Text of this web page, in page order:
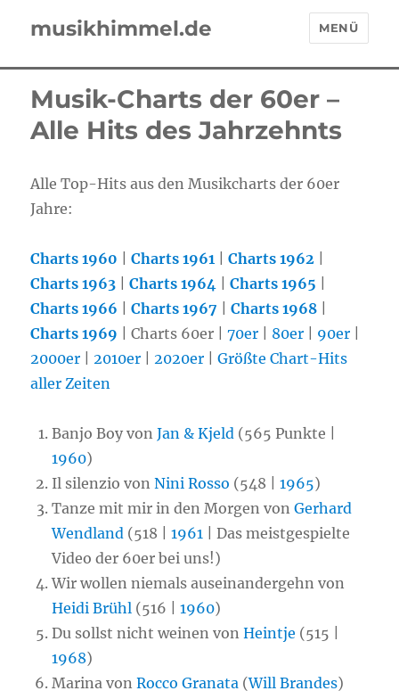
musikhimmel.de MENÜ
Musik-Charts der 60er –
Alle Hits des Jahrzehnts
Alle Top-Hits aus den Musikcharts der 60er
Jahre:
Charts 1960 |Charts 1961 |Charts 1962
Charts 1963 |Charts 1964 |Charts 1965
Charts 1966 |Charts 1967 |Charts 1968
Charts 1969 | Charts 60er |70er 80er 90er
2000er |2010er |2020er |Größte Chart-Hits
aller Zeiten
Banjo Boy vonJan & Kjeld (565 Punkte |
1960)
Il silenzio vonNini Rosso (548 |1965)
Tanze mit mir in den Morgen vonGerhard
Wendland (518 |1961 | Das meistgespielte
Video der 60er bei uns!)
Wir wollen niemals auseinandergehn von
Heidi Brühl (516 |1960)
Du sollst nicht weinen vonHeintje (515 |
1968)
Marina vonRocco Granata (Will Brandes)